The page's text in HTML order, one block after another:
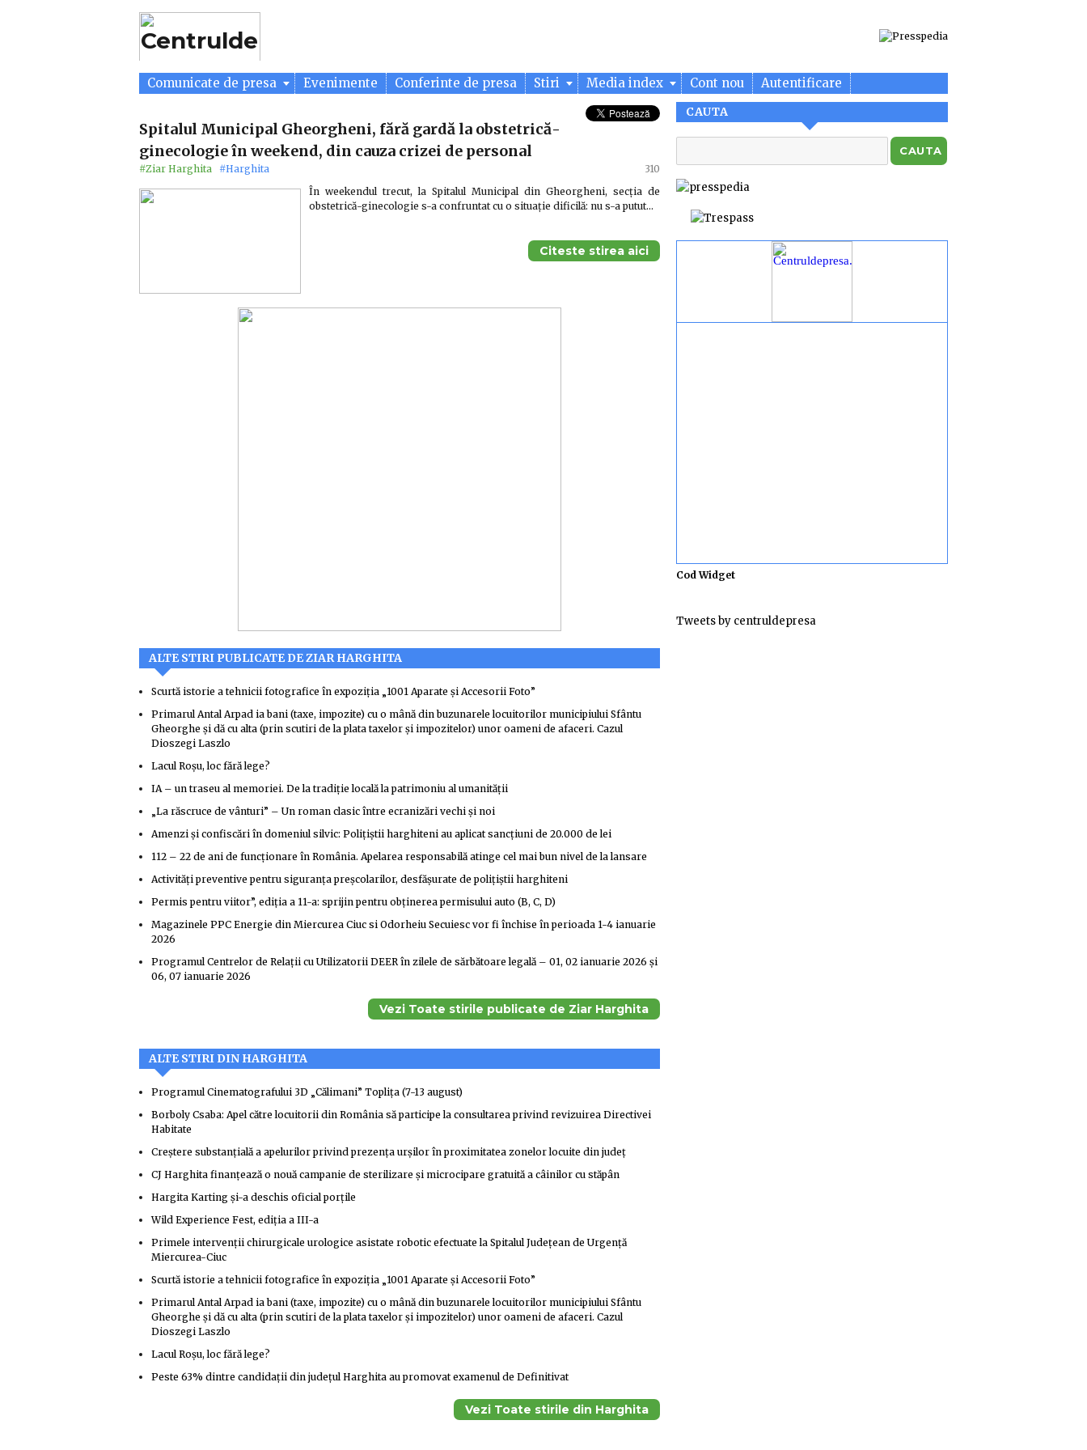
Comunicate de presa Evenimente Conferinte de presa Stiri Media index Cont nou Autentificare
Spitalul Municipal Gheorgheni, fără gardă la obstetrică-
ginecologie în weekend, din cauza crizei de personal
#Ziar Harghita #Harghita
310
În weekendul trecut, la Spitalul Municipal din Gheorgheni, secția de
obstetrică-ginecologie s-a confruntat cu o situație dificilă: nu s-a putut…
Citeste stirea aici
ALTE STIRI PUBLICATE DE ZIAR HARGHITA
Scurtă istorie a tehnicii fotografice în expoziția „1001 Aparate și Accesorii Foto”
Primarul Antal Arpad ia bani (taxe, impozite) cu o mână din buzunarele locuitorilor municipiului Sfântu
Gheorghe și dă cu alta (prin scutiri de la plata taxelor și impozitelor) unor oameni de afaceri. Cazul
Dioszegi Laszlo
Lacul Roșu, loc fără lege?
IA – un traseu al memoriei. De la tradiție locală la patrimoniu al umanității
„La răscruce de vânturi” – Un roman clasic între ecranizări vechi și noi
Amenzi și confiscări în domeniul silvic: Polițiștii harghiteni au aplicat sancțiuni de 20.000 de lei
112 – 22 de ani de funcționare în România. Apelarea responsabilă atinge cel mai bun nivel de la lansare
Activități preventive pentru siguranța preșcolarilor, desfășurate de polițiștii harghiteni
Permis pentru viitor”, ediția a 11-a: sprijin pentru obținerea permisului auto (B, C, D)
Magazinele PPC Energie din Miercurea Ciuc si Odorheiu Secuiesc vor fi închise în perioada 1-4 ianuarie
2026
Programul Centrelor de Relații cu Utilizatorii DEER în zilele de sărbătoare legală – 01, 02 ianuarie 2026 și
06, 07 ianuarie 2026
Vezi Toate stirile publicate de Ziar Harghita
ALTE STIRI DIN HARGHITA
Programul Cinematografului 3D „Călimani” Topliţa (7-13 august)
Borboly Csaba: Apel către locuitorii din România să participe la consultarea privind revizuirea Directivei
Habitate
Creştere substanţială a apelurilor privind prezenţa urşilor în proximitatea zonelor locuite din judeţ
CJ Harghita finanţează o nouă campanie de sterilizare şi microcipare gratuită a câinilor cu stăpân
Hargita Karting şi-a deschis oficial porţile
Wild Experience Fest, ediţia a III-a
Primele intervenţii chirurgicale urologice asistate robotic efectuate la Spitalul Judeţean de Urgenţă
Miercurea-Ciuc
Scurtă istorie a tehnicii fotografice în expoziția „1001 Aparate și Accesorii Foto”
Primarul Antal Arpad ia bani (taxe, impozite) cu o mână din buzunarele locuitorilor municipiului Sfântu
Gheorghe și dă cu alta (prin scutiri de la plata taxelor și impozitelor) unor oameni de afaceri. Cazul
Dioszegi Laszlo
Lacul Roșu, loc fără lege?
Peste 63% dintre candidaţii din judeţul Harghita au promovat examenul de Definitivat
Vezi Toate stirile din Harghita
CAUTA
Cod Widget
Tweets by centruldepresa